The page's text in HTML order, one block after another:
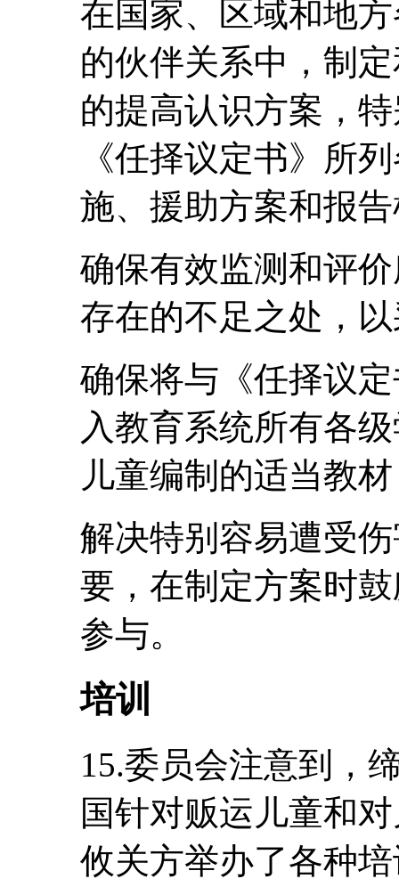
在国家、区域和地
的伙伴关系中，制
的提高认识方案，
《任择议定书》所
施、援助方案和报
确保有效监测和评
存在的不足之处，
确保将与《任择议
入教育系统所有各
儿童编制的适当教
解决特别容易遭受
要，在制定方案时
参与。
培训
15.委员会注意到，
国针对贩运儿童和
攸关方举办了各种